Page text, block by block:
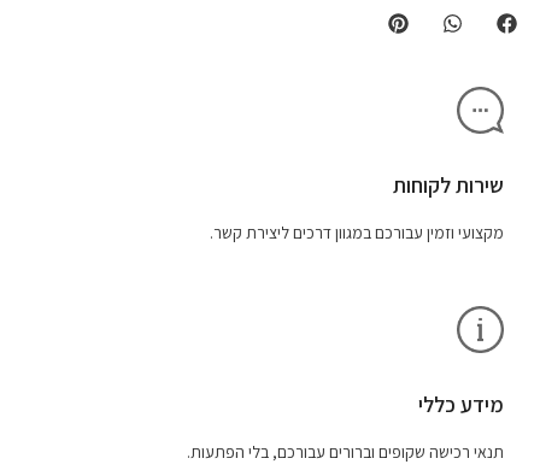
שירות לקוחות
מקצועי וזמין עבורכם במגוון דרכים ליצירת קשר.
מידע כללי
תנאי רכישה שקופים וברורים עבורכם, בלי הפתעות.